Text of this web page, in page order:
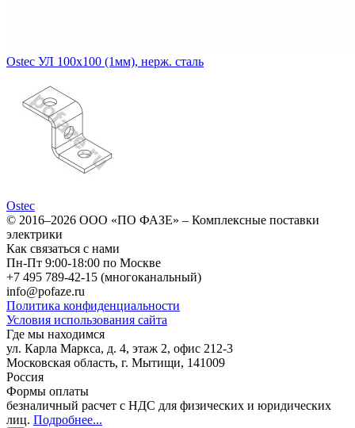
Ostec УЛ 100х100 (1мм), нерж. сталь
Ostec
© 2016–2026 ООО «ПО ФАЗЕ» – Комплексные поставки
электрики
Как связаться с нами
Пн-Пт 9:00-18:00 по Москве
+7 495 789-42-15 (многоканальный)
info@pofaze.ru
Политика конфиденциальности
Условия использования сайта
Где мы находимся
ул. Карла Маркса, д. 4, этаж 2, офис 212-3
Московская область, г. Мытищи, 141009
Россия
Формы оплаты
безналичный расчет с НДС для физических и юридических
лиц. Подробнее...